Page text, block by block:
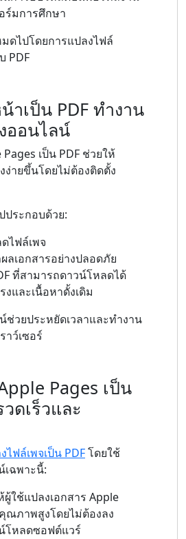
มการศึกษา
ดไปโดยการแปลงไฟล์
PDF
าเป็น PDF ทำงาน
ออนไลน์
เป็น PDF ช่วยให้
ง่ายขึ้นโดยไม่ต้องติดตั้ง
ประกอบด้วย:
ไฟล์เพจ
ลเอกสารอย่างปลอดภัย
ที่สามารถดาวน์โหลดได้
งและเนื้อหาดั้งเดิม
ช่วยประหยัดเวลาและทำงาน
าว์เซอร์
Pages เป็น
วดเร็วและ
ไฟล์เพจเป็น PDFโดยใช้
เฉพาะนี้:
ใช้แปลงเอกสาร Apple
คุณภาพสูงโดยไม่ต้องลง
โหลดซอฟต์แวร์